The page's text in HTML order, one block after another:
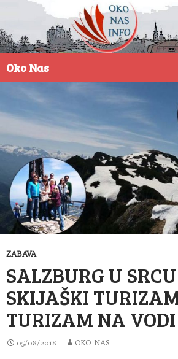
Oko Nas
SADRŽAJ
ZABAVA
SALZBURG U
SKIJAŠKI
TURIZAM NA VODI
05/08/2018 OKO NAS